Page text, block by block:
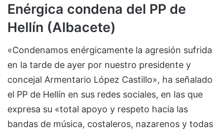
Enérgica condena del PP de
Hellín (Albacete)
«Condenamos enérgicamente la agresión sufrida
en la tarde de ayer por nuestro presidente y
concejal Armentario López Castillo», ha señalado
el PP de Hellín en sus redes sociales, en las que
expresa su «total apoyo y respeto hacia las
bandas de música, costaleros, nazarenos y todas